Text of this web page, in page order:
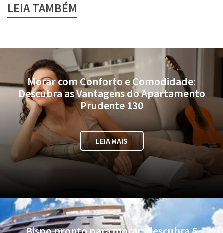
LEIA TAMBÉM
Morar com Conforto e Comodidade:
Descubra as Vantagens do Apartamento
Prudente 130
LEIA MAIS